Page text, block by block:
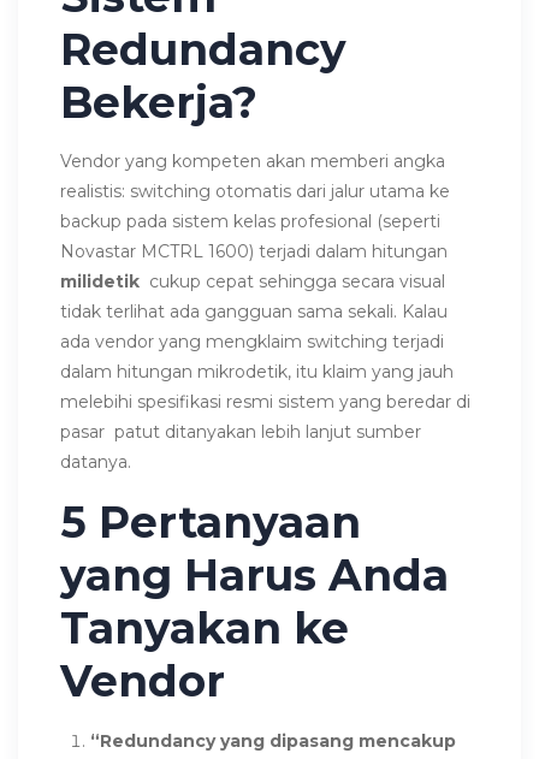
Redundancy
Bekerja?
Vendor yang kompeten akan memberi angka
realistis: switching otomatis dari jalur utama ke
backup pada sistem kelas profesional (seperti
Novastar MCTRL 1600) terjadi dalam hitungan
milidetik cukup cepat sehingga secara visual
tidak terlihat ada gangguan sama sekali. Kalau
ada vendor yang mengklaim switching terjadi
dalam hitungan mikrodetik, itu klaim yang jauh
melebihi spesifikasi resmi sistem yang beredar di
pasar patut ditanyakan lebih lanjut sumber
datanya.
5 Pertanyaan
yang Harus Anda
Tanyakan ke
Vendor
“Redundancy yang dipasang mencakup